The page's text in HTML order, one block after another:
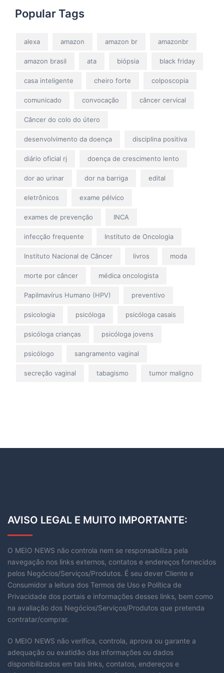
Popular Tags
alexa amazon amazon br amazonbr
amazon brasil ata biópsia black friday
casa inteligente cheiro forte colposcopia
comunicado convocação câncer cervical
Câncer do colo do útero
desenvolvimento da doença disciplina positiva
diário oficial rj doença de crescimento lento
dor ao urinar dor na barriga edital
eletrônicos exame pélvico
exames de prevenção INCA
infecção frequente Instituto de Oncologia
Instituto Nacional de Câncer livros moda
morte por câncer médica oncologista
Papilmavírus Humano (HPV) preventivo
psicologia psicóloga psicóloga casais
psicóloga crianças psicóloga jovens
psicólogo sangramento vaginal
secreção vaginal tabagismo tumor maligno
AVISO LEGAL E MUITO IMPORTANTE:
O MEIO NEWS não controla nem se responsabiliza pela
navegação nos links externos, contatos e endereços fornecidos
pelos Negócios/Serviços/Produtos. É seu dever Cliente e
Consumidor a leitura dos Termos de Uso e Política de
Privacidade dos portais e informações desses links, bem como
na avaliação dos Negócios/Serviços/Produtos que pretenda
contratar/comprar.
O MEIO NEWS não verifica, controla, aprova ou garante a
adequação ou exatidão das informações ou dados
disponibilizados em tais links, contatos, endereços e